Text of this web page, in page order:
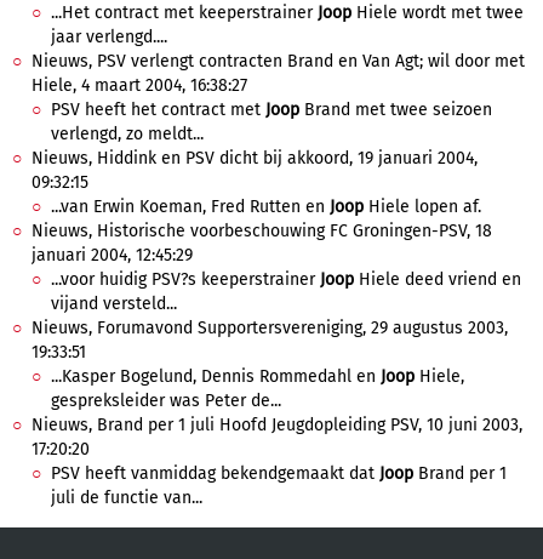
...Het contract met keeperstrainer Joop Hiele wordt met twee
jaar verlengd....
Nieuws, PSV verlengt contracten Brand en Van Agt; wil door met
Hiele, 4 maart 2004, 16:38:27
PSV heeft het contract met Joop Brand met twee seizoen
verlengd, zo meldt...
Nieuws, Hiddink en PSV dicht bij akkoord, 19 januari 2004,
09:32:15
...van Erwin Koeman, Fred Rutten en Joop Hiele lopen af.
Nieuws, Historische voorbeschouwing FC Groningen-PSV, 18
januari 2004, 12:45:29
...voor huidig PSV?s keeperstrainer Joop Hiele deed vriend en
vijand versteld...
Nieuws, Forumavond Supportersvereniging, 29 augustus 2003,
19:33:51
...Kasper Bogelund, Dennis Rommedahl en Joop Hiele,
gespreksleider was Peter de...
Nieuws, Brand per 1 juli Hoofd Jeugdopleiding PSV, 10 juni 2003,
17:20:20
PSV heeft vanmiddag bekendgemaakt dat Joop Brand per 1
juli de functie van...